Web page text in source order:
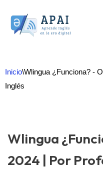
Saltar
Inicio\Wlingua ¿Funciona? ‌-‌
Inglés
Wlingua
2024 ‌|‌‌ ‌Por